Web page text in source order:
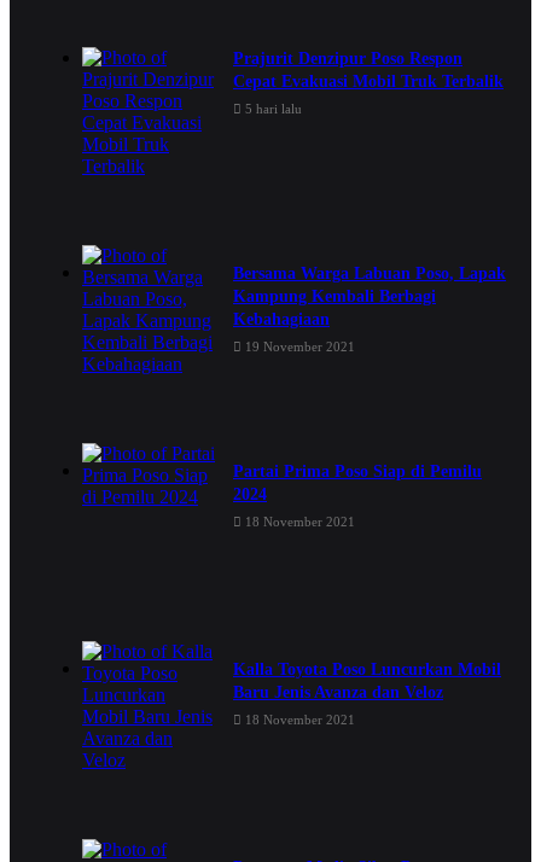
Prajurit Denzipur Poso Respon
Cepat Evakuasi Mobil Truk Terbalik
5 hari lalu
Bersama Warga Labuan Poso, Lapak
Kampung Kembali Berbagi
Kebahagiaan
19 November 2021
Partai Prima Poso Siap di Pemilu
2024
18 November 2021
Kalla Toyota Poso Luncurkan Mobil
Baru Jenis Avanza dan Veloz
18 November 2021